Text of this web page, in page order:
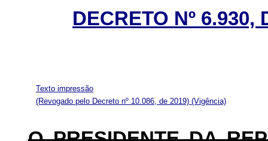
DECRETO Nº 6.930,
Texto impressão
(Revogado pelo Decreto nº 10.086, de 2019) (Vigência)